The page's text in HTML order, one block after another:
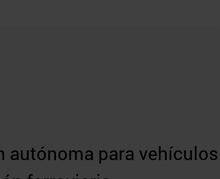
autónoma para vehículos